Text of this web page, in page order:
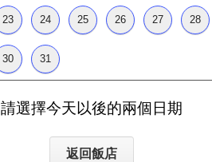
請選擇今天以後的兩個日期
返回飯店